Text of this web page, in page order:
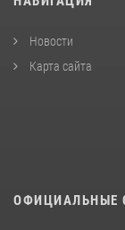
Новости
Карта сайта
ОФИЦИАЛЬНЫЕ